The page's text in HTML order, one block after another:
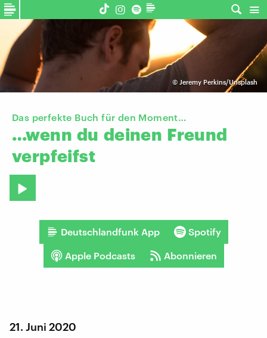
© Jeremy Perkins/Unsplash
Das perfekte Buch für den Moment…
…wenn du deinen Freund
verpfeifst
Deutschlandfunk App Spotify
Apple Podcasts Abonnieren
21. Juni 2020